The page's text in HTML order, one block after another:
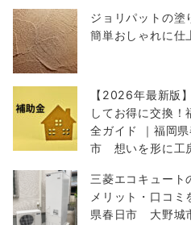
ジョリパットの塗
簡単おしゃれに仕
【2026年最新版
してお得に交換
全ガイド ｜福岡
市 想いを形に工
三菱エコキュート
メリット・口コ
県春日市 大野